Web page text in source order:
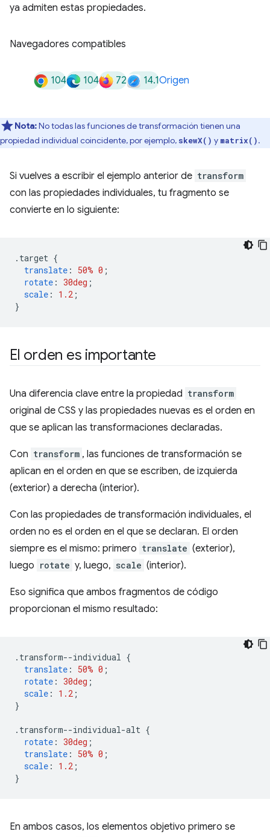
ya admiten estas propiedades.
Navegadores compatibles
104 104 72 14.1Origen
Nota:No todas las funciones de transformación tienen una
propiedad individual coincidente, por ejemplo, skewX() y matrix().
Si vuelves a escribir el ejemplo anterior de transform
con las propiedades individuales, tu fragmento se
convierte en lo siguiente:
. target {
translate : 50% 0 ;
rotate : 30deg ;
scale : 1.2 ;
}
El orden es importante
Una diferencia clave entre la propiedad transform
original de CSS y las propiedades nuevas es el orden en
que se aplican las transformaciones declaradas.
Con transform , las funciones de transformación se
aplican en el orden en que se escriben, de izquierda
(exterior) a derecha (interior).
Con las propiedades de transformación individuales, el
orden no es el orden en el que se declaran. El orden
siempre es el mismo: primero translate (exterior),
luego rotate y, luego, scale (interior).
Eso significa que ambos fragmentos de código
proporcionan el mismo resultado:
. transform--individual {
translate : 50% 0 ;
rotate : 30deg ;
scale : 1.2 ;
}
. transform--individual-alt {
rotate : 30deg ;
translate : 50% 0 ;
scale : 1.2 ;
}
En ambos casos, los elementos objetivo primero se